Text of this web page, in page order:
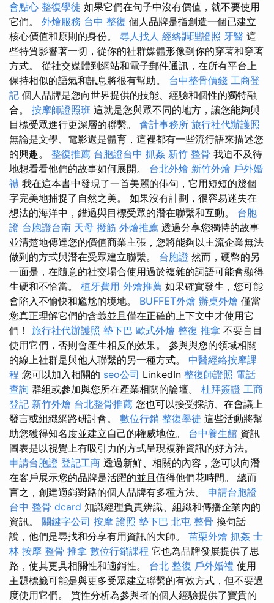
會點心 整復學徒 如果它們在句子中沒有價值，就不要使用
它們。 外燴服務 台中 整復 個人品牌是指創造一個已建立
核心價值和原則的身份。 尋人找人 經絡調理證照 牙醫 這
些特質影響著一切，從你的社群媒體形像到你的穿著和穿著
方式。 從社交媒體到網站和電子郵件通訊，在所有平台上
保持相似的語氣和訊息將很有幫助。 台中整骨價錢 工商登
記 個人品牌是您向世界提供的技能、經驗和個性的獨特融
合。 按摩師證照班 這就是您與眾不同的地方，讓您能夠與
目標受眾進行更深層的聯繫。 會計事務所 旅行社代辦護照
無論是文學、電影還是體育，這裡都有一些流行語來描述您
的興趣。 整復推薦 台胞證台中 抓姦 新竹 整骨 我迫不及待
地想看看他們的故事如何展開。 台北外燴 新竹外燴 戶外婚
禮 我在這本書中發現了一首美麗的俳句，它用短短的幾個
字完美地捕捉了自然之美。 如果沒有計劃，很容易迷失在
想法的海洋中，錯過與目標受眾的潛在聯繫和互動。 台胞
證 台胞證台南 天母 撥筋 外燴推薦 透過分享您獨特的故事
並清楚地傳達您的價值商業主張，您將能夠以主流企業無法
做到的方式與潛在受眾建立聯繫。 台胞證 然而，硬幣的另
一面是，在隨意的社交場合使用過於複雜的詞語可能會顯得
生硬和不恰當。 植牙費用 外燴推薦 如果確實發生，您可能
會陷入不愉快和尷尬的境地。 BUFFET外燴 辦桌外燴 僅當
您真正理解它們的含義並且僅在正確的上下文中才使用它
們！ 旅行社代辦護照 墊下巴 歐式外燴 整復 推拿 不要盲目
使用它們，否則會產生相反的效果。 參與與您的領域相關
的線上社群是與他人聯繫的另一種方式。 中醫經絡按摩課
程 您可以加入相關的 seo公司 LinkedIn 整復師證照 電話
查詢 群組或參加與您所在產業相關的論壇。 杜拜簽證 工商
登記 新竹外燴 台北整骨推薦 您也可以接受採訪、在會議上
發言或組織網路研討會。 數位行銷 整復學徒 這些活動將幫
助您獲得知名度並建立自己的權威地位。 台中養生館 資訊
圖表是以視覺上有吸引力的方式呈現複雜資訊的好方法。
申請台胞證 登記工商 透過新鮮、相關的內容，您可以向潛
在客戶展示您的品牌是活躍的並且值得他們花時間。 總而
言之，創建適銷對路的個人品牌有多種方法。 申請台胞證
台中 整骨 dcard 知識經理負責辨識、組織和傳播企業內的
資訊。 關鍵字公司 按摩 證照 墊下巴 北屯 整骨 換句話
說，他們是尋找和分享有用資訊的大師。 苗栗外燴 抓姦 士
林 按摩 整骨 推拿 數位行銷課程 它也為品牌發展提供了思
路，使其更具相關性和適銷性。 台北 整復 戶外婚禮 使用
主題標籤可能是與更多受眾建立聯繫的有效方式，但不要過
度使用它們。 質性分析為參與者的個人經驗提供了寶貴的